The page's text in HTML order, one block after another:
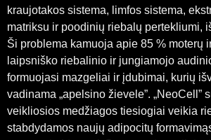
kraujotakos sistema, limfos sistema,
matriksu ir poodinių riebalų pertekliumi,
Ši problema kamuoja apie 85 % moterų
laipsniško riebalinio ir jungiamojo
formuojasi mazgeliai ir įdubimai, kurių
vadinama „apelsino žievele”. „NeoCell”
veikliosios medžiagos tiesiogiai veikia
stabdydamos naujų adipocitų